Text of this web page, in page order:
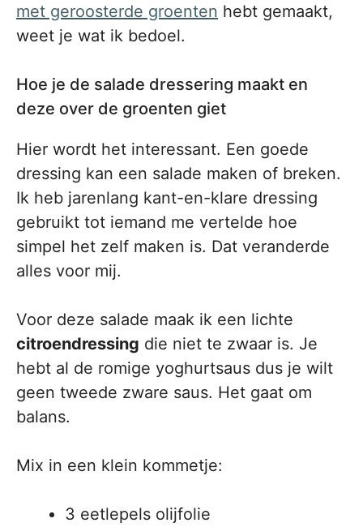
met geroosterde groenten hebt gemaakt,
weet je wat ik bedoel.
Hoe je de salade dressering maakt en
deze over de groenten giet
Hier wordt het interessant. Een goede
dressing kan een salade maken of breken.
Ik heb jarenlang kant-en-klare dressing
gebruikt tot iemand me vertelde hoe
simpel het zelf maken is. Dat veranderde
alles voor mij.
Voor deze salade maak ik een lichte
citroendressing die niet te zwaar is. Je
hebt al de romige yoghurtsaus dus je wilt
geen tweede zware saus. Het gaat om
balans.
Mix in een klein kommetje:
3 eetlepels olijfolie